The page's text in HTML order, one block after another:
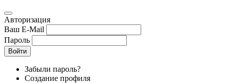
Авторизация
Ваш E-Mail
Пароль
Войти
Забыли пароль?
Создание профиля